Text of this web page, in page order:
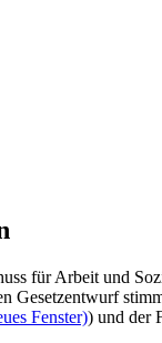
für Arbeit und
Gesetzentwurf
Fenster)) und der